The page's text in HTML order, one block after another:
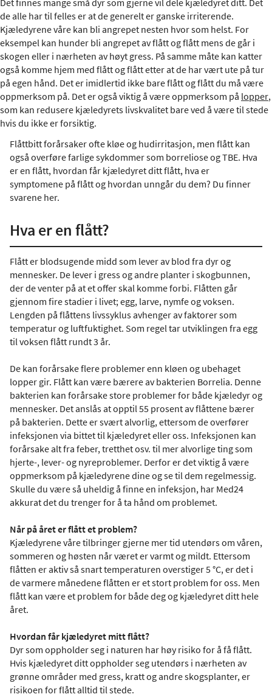
Det finnes mange små dyr som gjerne vil dele kjæledyret ditt. Det
de alle har til felles er at de generelt er ganske irriterende.
Kjæledyrene våre kan bli angrepet nesten hvor som helst. For
eksempel kan hunder bli angrepet av flått og flått mens de går i
skogen eller i nærheten av høyt gress. På samme måte kan katter
også komme hjem med flått og flått etter at de har vært ute på tur
på egen hånd. Det er imidlertid ikke bare flått og flått du må være
oppmerksom på. Det er også viktig å være oppmerksom på lopper,
som kan redusere kjæledyrets livskvalitet bare ved å være til stede
hvis du ikke er forsiktig.
Flåttbitt forårsaker ofte kløe og hudirritasjon, men flått kan
også overføre farlige sykdommer som borreliose og TBE. Hva
er en flått, hvordan får kjæledyret ditt flått, hva er
symptomene på flått og hvordan unngår du dem? Du finner
svarene her.
Hva er en flått?
Flått er blodsugende midd som lever av blod fra dyr og
mennesker. De lever i gress og andre planter i skogbunnen,
der de venter på at et offer skal komme forbi. Flåtten går
gjennom fire stadier i livet; egg, larve, nymfe og voksen.
Lengden på flåttens livssyklus avhenger av faktorer som
temperatur og luftfuktighet. Som regel tar utviklingen fra egg
til voksen flått rundt 3 år.
De kan forårsake flere problemer enn kløen og ubehaget
lopper gir. Flått kan være bærere av bakterien Borrelia. Denne
bakterien kan forårsake store problemer for både kjæledyr og
mennesker. Det anslås at opptil 55 prosent av flåttene bærer
på bakterien. Dette er svært alvorlig, ettersom de overfører
infeksjonen via bittet til kjæledyret eller oss. Infeksjonen kan
forårsake alt fra feber, tretthet osv. til mer alvorlige ting som
hjerte-, lever- og nyreproblemer. Derfor er det viktig å være
oppmerksom på kjæledyrene dine og se til dem regelmessig.
Skulle du være så uheldig å finne en infeksjon, har Med24
akkurat det du trenger for å ta hånd om problemet.
Når på året er flått et problem?
Kjæledyrene våre tilbringer gjerne mer tid utendørs om våren,
sommeren og høsten når været er varmt og mildt. Ettersom
flåtten er aktiv så snart temperaturen overstiger 5 °C, er det i
de varmere månedene flåtten er et stort problem for oss. Men
flått kan være et problem for både deg og kjæledyret ditt hele
året.
Hvordan får kjæledyret mitt flått?
Dyr som oppholder seg i naturen har høy risiko for å få flått.
Hvis kjæledyret ditt oppholder seg utendørs i nærheten av
grønne områder med gress, kratt og andre skogsplanter, er
risikoen for flått alltid til stede.